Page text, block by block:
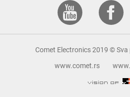
Comet Electronics 2019 ©
www.comet.rs